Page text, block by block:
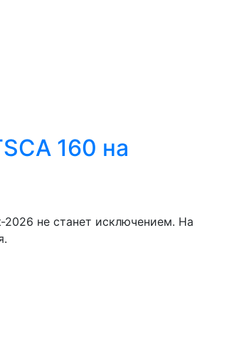
160 на
не станет исключением. На